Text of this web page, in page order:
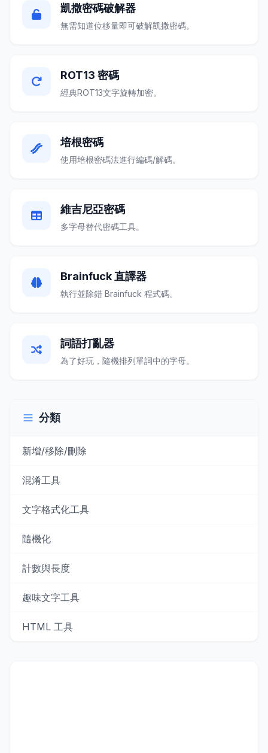
凱撒密碼破解器
無需知道位移量即可破解凱撒密碼。
ROT13 密碼
經典ROT13文字旋轉加密。
培根密碼
使用培根密碼法進行編碼/解碼。
維吉尼亞密碼
多字母替代密碼工具。
Brainfuck 直譯器
執行並除錯 Brainfuck 程式碼。
詞語打亂器
為了好玩，隨機排列單詞中的字母。
分類
新增/移除/刪除
混淆工具
文字格式化工具
隨機化
計數與長度
趣味文字工具
HTML 工具